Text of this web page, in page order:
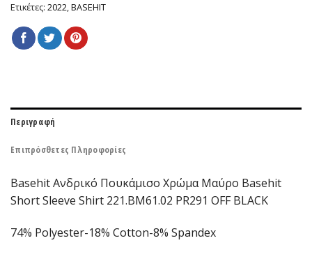
Ετικέτες: 2022,BASEHIT
Περιγραφή
Επιπρόσθετες Πληροφορίες
Basehit Ανδρικό Πουκάμισο Χρώμα Μαύρο Basehit
Short Sleeve Shirt 221.BM61.02 PR291 OFF BLACK
74% Polyester-18% Cotton-8% Spandex